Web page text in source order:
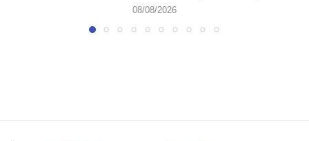
08/08/2026